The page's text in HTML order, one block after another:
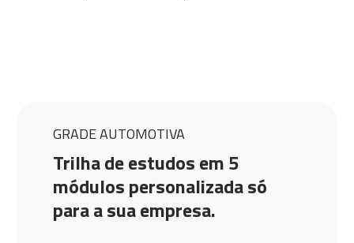
GRADE AUTOMOTIVA
Trilha de estudos em 5
módulos personalizada só
para a sua empresa.